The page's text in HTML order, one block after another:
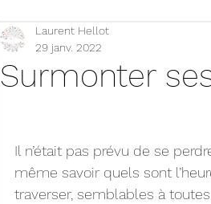
2025 2026
Surmonter
Laurent Hellot
29 janv. 2022
Il n’était pas prévu de se
même savoir quels sont
traverser, semblables à